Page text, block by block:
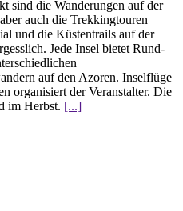
sind die Wanderungen auf der
auch die Trekkingtouren
und die Küstentrails auf der
Jede Insel bietet Rund-
auf den Azoren. Inselflüge
organisiert der Veranstalter. Die
im Herbst. [...]